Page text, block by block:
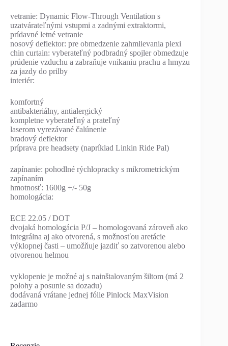
vetranie: Dynamic Flow-Through Ventilation s
uzatvárateľnými vstupmi a zadnými extraktormi,
prídavné letné vetranie
nosový deflektor: pre obmedzenie zahmlievania plexi
chin curtain: vyberateľný podbradný spojler obmedzuje
prúdenie vzduchu a zabraňuje vnikaniu prachu a hmyzu
za jazdy do prilby
interiér:
komfortný
antibakteriálny, antialergický
kompletne vyberateľný a prateľný
laserom vyrezávané čalúnenie
bradový deflektor
príprava pre headsety (napríklad Linkin Ride Pal)
zapínanie: pohodlné rýchlopracky s mikrometrickým
zapínaním
hmotnosť: 1600g +/- 50g
homologácia:
ECE 22.05 / DOT
dvojaká homologácia P/J – homologovaná zároveň ako
integrálna aj ako otvorená, s možnosťou aretácie
výklopnej časti – umožňuje jazdiť so zatvorenou alebo
otvorenou helmou
vyklopenie je možné aj s nainštalovaným šiltom (má 2
polohy a posunie sa dozadu)
dodávaná vrátane jednej fólie Pinlock MaxVision
zadarmo